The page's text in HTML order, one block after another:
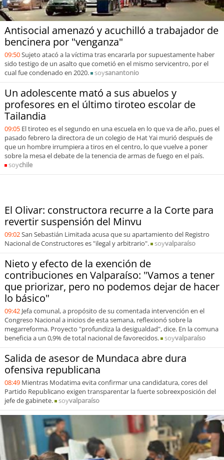
Antisocial amenazó y acuchilló a trabajador de
bencinera por "venganza"
09:50Sujeto atacó a la víctima tras encararla por supuestamente haber
sido testigo de un asalto que cometió en el mismo servicentro, por el
cual fue condenado en 2020.
soysanantonio
Un adolescente mató a sus abuelos y
profesores en el último tiroteo escolar de
Tailandia
09:05 El tiroteo es el segundo en una escuela en lo que va de año, pues el
pasado febrero la directora de un colegio de Hat Yai murió después de
que un hombre irrumpiera a tiros en el centro, lo que vuelve a poner
sobre la mesa el debate de la tenencia de armas de fuego en el país.
soychile
El Olivar: constructora recurre a la Corte para
revertir suspensión del Minvu
09:02San Sebastián Limitada acusa que su apartamiento del Registro
Nacional de Constructores es "ilegal y arbitrario".
soyvalparaíso
Nieto y efecto de la exención de
contribuciones en Valparaíso: "Vamos a tener
que priorizar, pero no podemos dejar de hacer
lo básico"
09:42 Jefa comunal, a propósito de su comentada intervención en el
Congreso Nacional a inicios de esta semana, reflexionó sobre la
megarreforma. Proyecto "profundiza la desigualdad", dice. En la comuna
beneficia a un 0,9% de total nacional de favorecidos.
soyvalparaíso
Salida de asesor de Mundaca abre dura
ofensiva republicana
08:49 Mientras Modatima evita confirmar una candidatura, cores del
Partido Republicano exigen transparentar la fuerte sobreexposición del
jefe de gabinete.
soyvalparaíso